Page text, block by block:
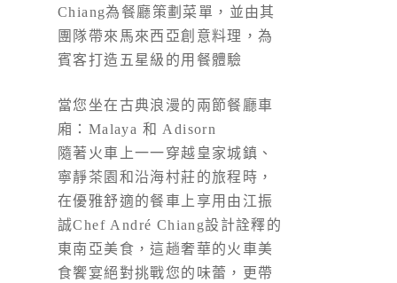
Chiang為餐廳策劃菜單，並由其
團隊帶來馬來西亞創意料理，為
賓客打造五星級的用餐體驗
當您坐在古典浪漫的兩節餐廳車
廂：Malaya 和 Adisorn
隨著火車上一一穿越皇家城鎮、
寧靜茶園和沿海村莊的旅程時，
在優雅舒適的餐車上享用由江振
誠Chef André Chiang設計詮釋的
東南亞美食，這趟奢華的火車美
食饗宴絕對挑戰您的味蕾，更帶